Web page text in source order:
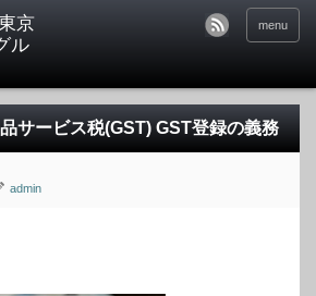
京
ル
menu
サービス税(GST) GST登録の義務
admin